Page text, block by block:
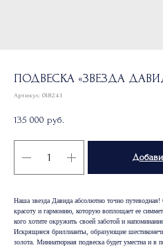
ПОДВЕСКА «ЗВЕЗДА
Артикул: 01824.1
135 000 руб.
Наша звезда Давида абсолютно точно
красоту и гармонию, которую воплощает ее
кого хотите окружить своей заботой и
Искрящиеся бриллианты, образующие
золота. Миниатюрная подвеска будет уместна и в